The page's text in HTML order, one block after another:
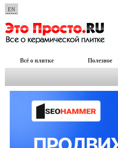
EN
Всё о плитке Полезное